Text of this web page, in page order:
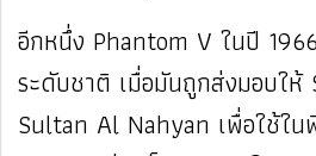
อีกหนึ่ง Phantom V ในปี
ระดับชาติ เมื่อมันถูกส่งมอบให้
Sultan Al Nahyan เพื่อใช้ใน